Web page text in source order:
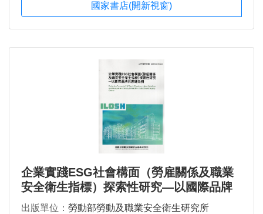
國家書店(開新視窗)
企業實踐ESG社會構面（勞雇關係及職業
安全衛生指標）探索性研究—以國際品牌
供應鏈為例
出版單位： 勞動部勞動及職業安全衛生研究所